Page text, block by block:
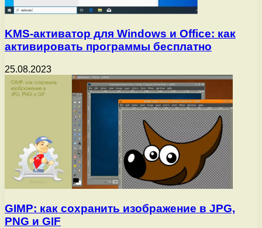
KMS-активатор для Windows и Office: как
активировать программы бесплатно
25.08.2023
GIMP: как сохранить изображение в JPG,
PNG и GIF